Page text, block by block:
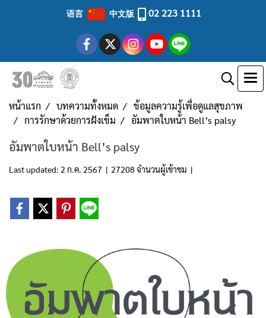
语言 中文版 02 223 1111
หน้าแรก บทความทั้งหมด
ข้อมูลความรู้เพื่อดูแลสุขภาพ
การรักษาด้วยการฝังเข็ม
อัมพาตใบหน้า Bell’s palsy
อัมพาตใบหน้า Bell’s palsy
Last updated: 2 ก.ค. 2567 | 27208 จำนวนผู้เข้าชม |